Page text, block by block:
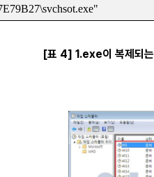
[표 4] 1.exe이 복제되는